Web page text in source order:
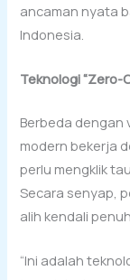
ancaman nyata
Indonesia.
Teknologi “Zero-
Berbeda dengan
modern bekerja
perlu mengklik
Secara senyap,
alih kendali
“Ini adalah